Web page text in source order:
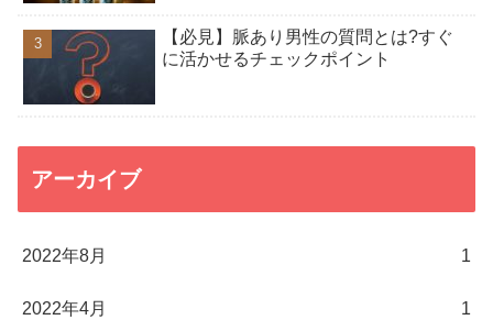
【必見】脈あり男性の質問とは?すぐ
に活かせるチェックポイント
アーカイブ
2022年8月 1
2022年4月 1